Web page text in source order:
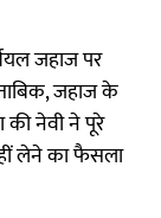
जहाज पर
जहाज के
की नेवी ने पूरे
लेने का फैसला